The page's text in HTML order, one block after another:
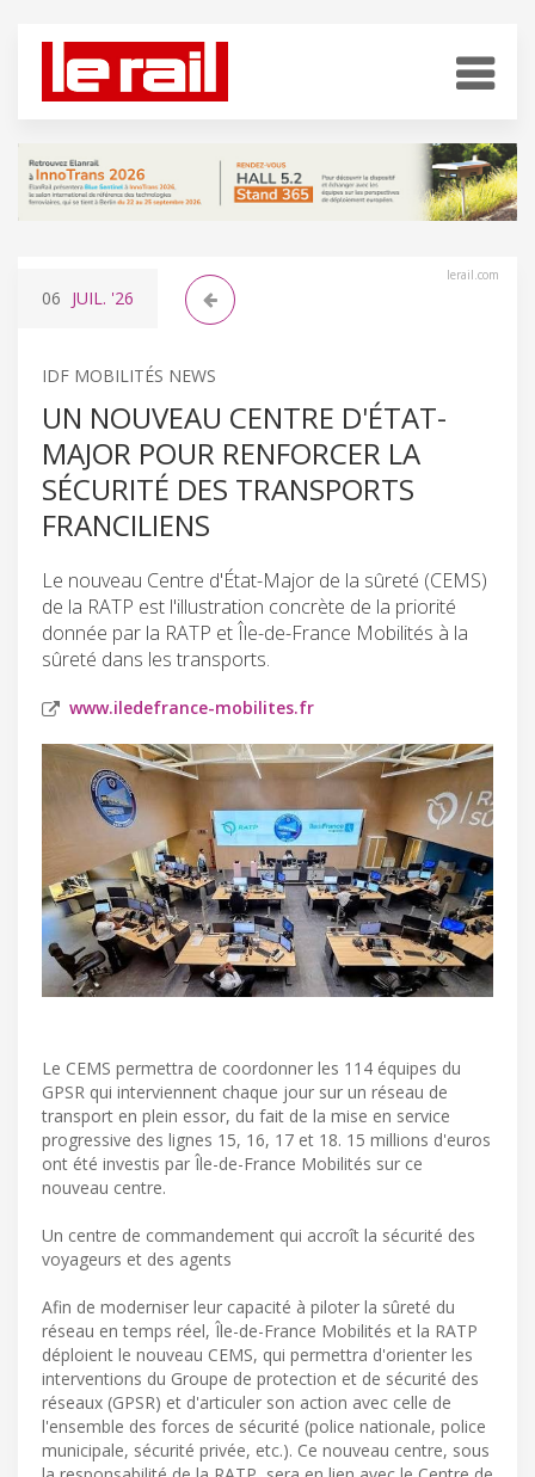
lerail.com
06 JUIL. '26
IDF MOBILITÉS NEWS
UN NOUVEAU CENTRE D'ÉTAT-
MAJOR POUR RENFORCER LA
SÉCURITÉ DES TRANSPORTS
FRANCILIENS
Le nouveau Centre d'État-Major de la sûreté (CEMS)
de la RATP est l'illustration concrète de la priorité
donnée par la RATP et Île-de-France Mobilités à la
sûreté dans les transports.
www.iledefrance-mobilites.fr
Le CEMS permettra de coordonner les 114 équipes du
GPSR qui interviennent chaque jour sur un réseau de
transport en plein essor, du fait de la mise en service
progressive des lignes 15, 16, 17 et 18. 15 millions d'euros
ont été investis par Île-de-France Mobilités sur ce
nouveau centre.
Un centre de commandement qui accroît la sécurité des
voyageurs et des agents
Afin de moderniser leur capacité à piloter la sûreté du
réseau en temps réel, Île-de-France Mobilités et la RATP
déploient le nouveau CEMS, qui permettra d'orienter les
interventions du Groupe de protection et de sécurité des
réseaux (GPSR) et d'articuler son action avec celle de
l'ensemble des forces de sécurité (police nationale, police
municipale, sécurité privée, etc.). Ce nouveau centre, sous